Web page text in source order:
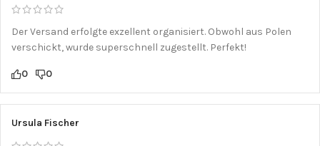
Der Versand erfolgte exzellent organisiert. Obwohl aus Polen
verschickt, wurde superschnell zugestellt. Perfekt!
0 0
Ursula Fischer